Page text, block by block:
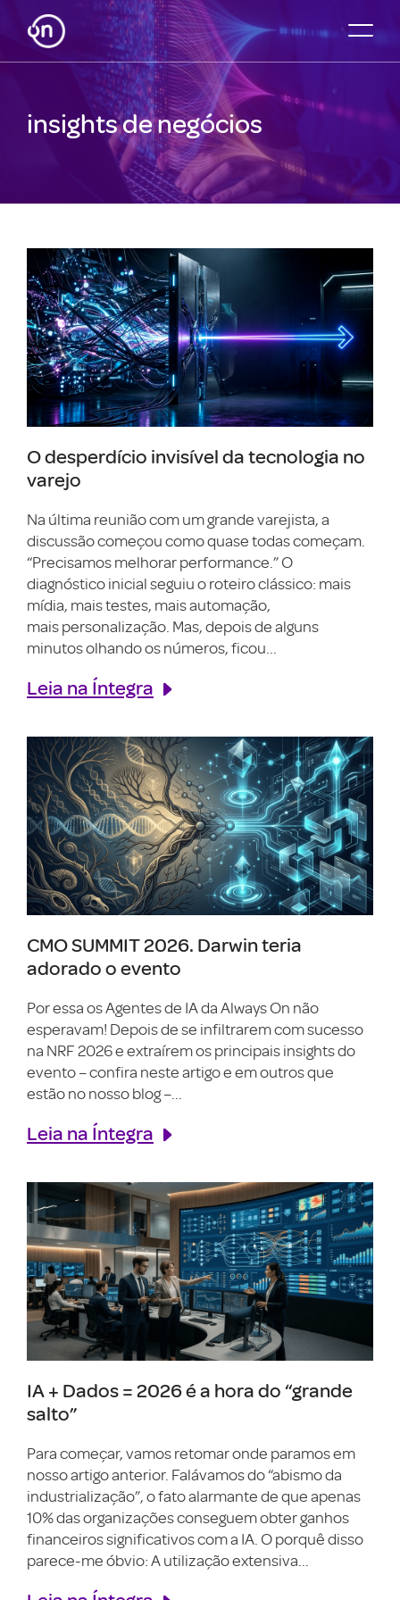
insights de negócios
O desperdício invisível da tecnologia no
varejo
Na última reunião com um grande varejista, a
discussão começou como quase todas começam.
“Precisamos melhorar performance.” O
diagnóstico inicial seguiu o roteiro clássico: mais
mídia, mais testes, mais automação,
mais personalização. Mas, depois de alguns
minutos olhando os números, ficou...
Leia na Íntegra
CMO SUMMIT 2026. Darwin teria
adorado o evento
Por essa os Agentes de IA da Always On não
esperavam! Depois de se infiltrarem com sucesso
na NRF 2026 e extraírem os principais insights do
evento – confira neste artigo e em outros que
estão no nosso blog –...
Leia na Íntegra
IA + Dados = 2026 é a hora do “grande
salto”
Para começar, vamos retomar onde paramos em
nosso artigo anterior. Falávamos do “abismo da
industrialização”, o fato alarmante de que apenas
10% das organizações conseguem obter ganhos
financeiros significativos com a IA. O porquê disso
parece-me óbvio: A utilização extensiva...